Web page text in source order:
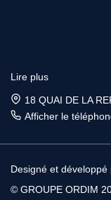
Lire plus
18 QUAI DE LA
Afficher le